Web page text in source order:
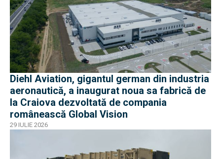
Diehl Aviation, gigantul german din industria
aeronautică, a inaugurat noua sa fabrică de
la Craiova dezvoltată de compania
românească Global Vision
29 IULIE 2026